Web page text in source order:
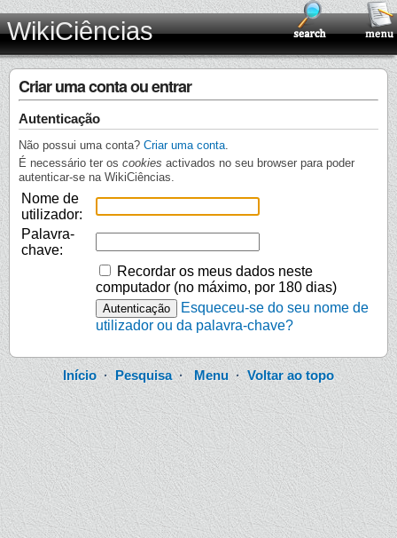
WikiCiências
Criar uma conta ou entrar
Autenticação
Não possui uma conta? Criar uma conta
É necessário ter os cookies activados no seu browser para poder
autenticar-se na WikiCiências.
Nome de
utilizador:
Palavra-
chave:
Recordar os meus dados neste
computador (no máximo, por 180 dias)
Esqueceu-se do seu nome de
utilizador ou da palavra-chave?
Início· Pesquisa·Menu ·Voltar ao topo